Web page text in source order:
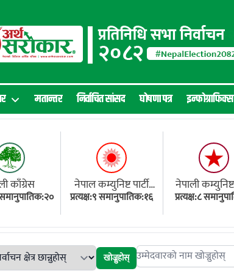
मतान्तर निर्वाचित सांसद घोषणा पत्र इन्फोग्राफिक्स
काँग्रेस
समानुपातिक:२०
नेपाल कम्युनिष्ट पार्टी
(एमाले)
प्रत्यक्ष:९ समानुपातिक:१६
नेपाली कम्युनिष्ट
प्रत्यक्ष:८
खोज्नुहोस् Search candidates